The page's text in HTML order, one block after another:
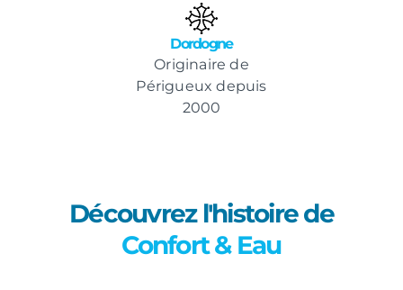
Dordogne
Originaire de
Périgueux depuis
2000
Découvrez l'histoire de
Confort & Eau